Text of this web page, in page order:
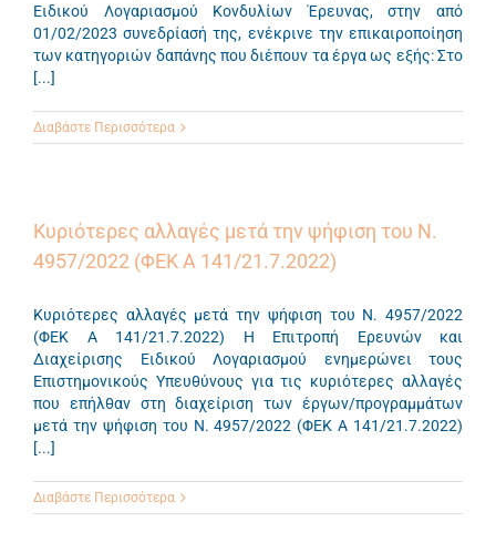
Ειδικού Λογαριασμού Κονδυλίων Έρευνας, στην από
01/02/2023 συνεδρίασή της, ενέκρινε την επικαιροποίηση
των κατηγοριών δαπάνης που διέπουν τα έργα ως εξής: Στο
[...]
Διαβάστε Περισσότερα
Κυριότερες αλλαγές μετά την ψήφιση του Ν.
4957/2022 (ΦΕΚ Α 141/21.7.2022)
Κυριότερες αλλαγές μετά την ψήφιση του Ν. 4957/2022
(ΦΕΚ Α 141/21.7.2022) H Επιτροπή Ερευνών και
Διαχείρισης Ειδικού Λογαριασμού ενημερώνει τους
Επιστημονικούς Υπευθύνους για τις κυριότερες αλλαγές
που επήλθαν στη διαχείριση των έργων/προγραμμάτων
μετά την ψήφιση του Ν. 4957/2022 (ΦΕΚ Α 141/21.7.2022)
[...]
Διαβάστε Περισσότερα